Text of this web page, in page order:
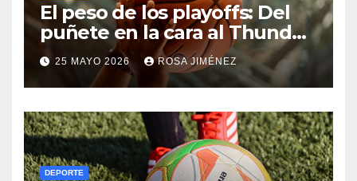
El peso de los playoffs: Del
puñete en la cara al Thunder
hasta el olimpo de las
leyendas de la NBA
25 MAYO 2026 ROSA JIMÉNEZ
DEPORTE